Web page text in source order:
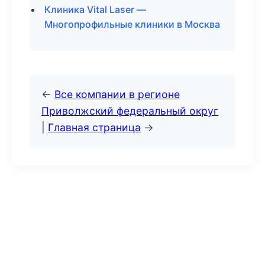
Клиника Vital Laser —
Многопрофильные клиники в Москва
← Все компании в регионе
Приволжский федеральный округ
Главная страница →